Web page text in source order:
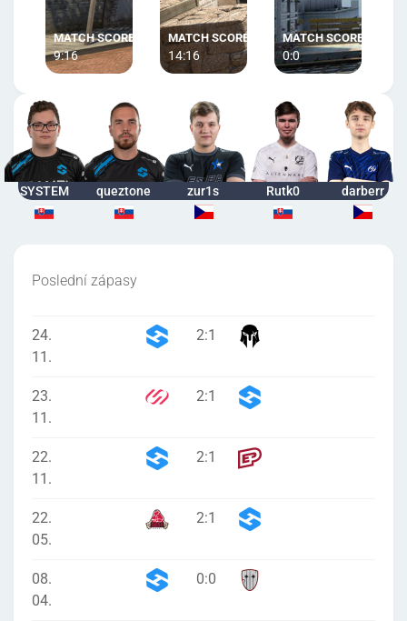
9:16 14:16 0:0
SYSTEM queztone zur1s Rutk0 darberr
Poslední zápasy
24.
11.
2:1
23.
11.
2:1
22.
11.
2:1
22.
05.
2:1
08.
04.
0:0